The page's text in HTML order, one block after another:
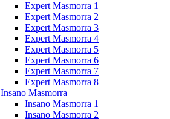
Expert Masmorra 1
Expert Masmorra 2
Expert Masmorra 3
Expert Masmorra 4
Expert Masmorra 5
Expert Masmorra 6
Expert Masmorra 7
Expert Masmorra 8
Insano Masmorra
Insano Masmorra 1
Insano Masmorra 2